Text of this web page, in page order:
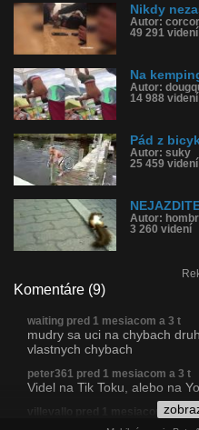
Nikdy
Autor: corcor
49 291 videní
Na
Autor:
14 988 videní
Pád z
Autor: suky
25 459 videní
Autor:
3 260 videní
Komentáre (9)
waiting pred 1 mesiacom a 3 t
mudry sa uci na chybach
vlastnych chybach
peter361 pred 1 mesiacom a 3 t
Videl na Tik Toku, alebo na
villevallo pred 1 mesiacom a 3 t
plač oprávnený,karmický